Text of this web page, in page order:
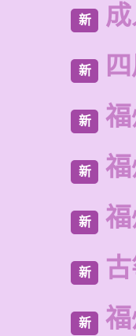
新
新
新
新
新
新
新